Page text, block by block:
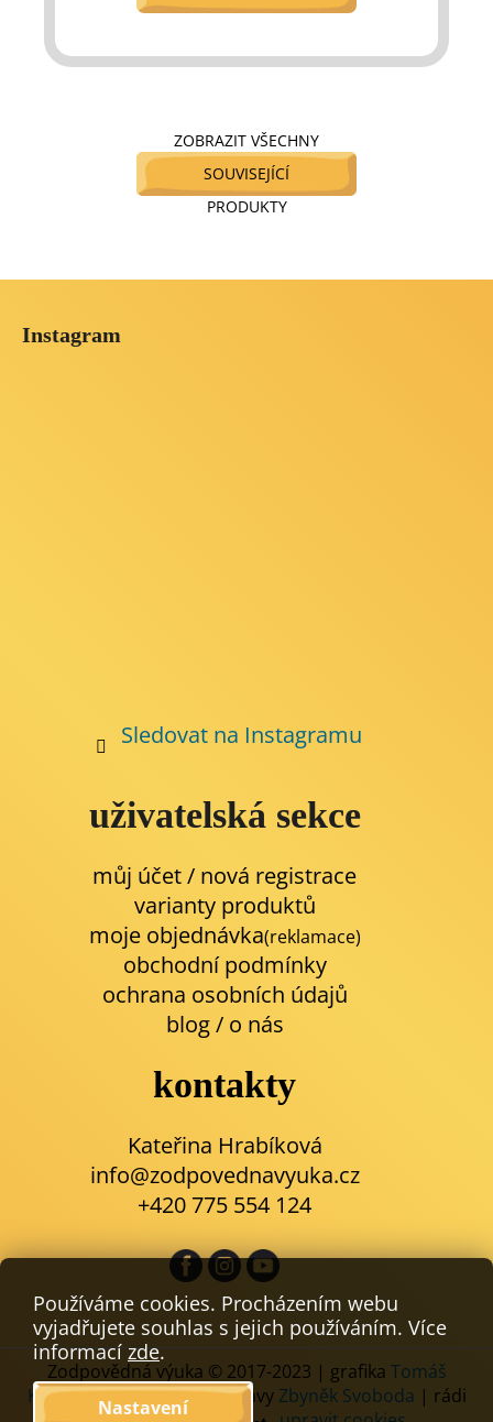
Používáme cookies. Procházením webu
vyjadřujete souhlas s jejich používáním. Více
informacízde.
Nastavení
ZOBRAZIT VŠECHNY
SOUVISEJÍCÍ
PRODUKTY
Instagram
Sledovat na Instagramu
uživatelská sekce
můj účet / nová registrace
varianty produktů
moje objednávka(reklamace)
obchodní podmínky
ochrana osobních údajů
blog/ o nás
kontakty
Kateřina Hrabíková
info@zodpovednavyuka.cz
+420 775 554 124
Zodpovědná výuka © 2017-2023 | grafika Tomáš
Komáček| kódování a úpravy Zbyněk Svoboda | rádi